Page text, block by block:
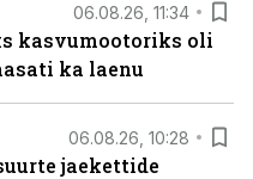
06.08.26, 11:34
kasvumootoriks oli
ka laenu
06.08.26, 10:28
jaekettide